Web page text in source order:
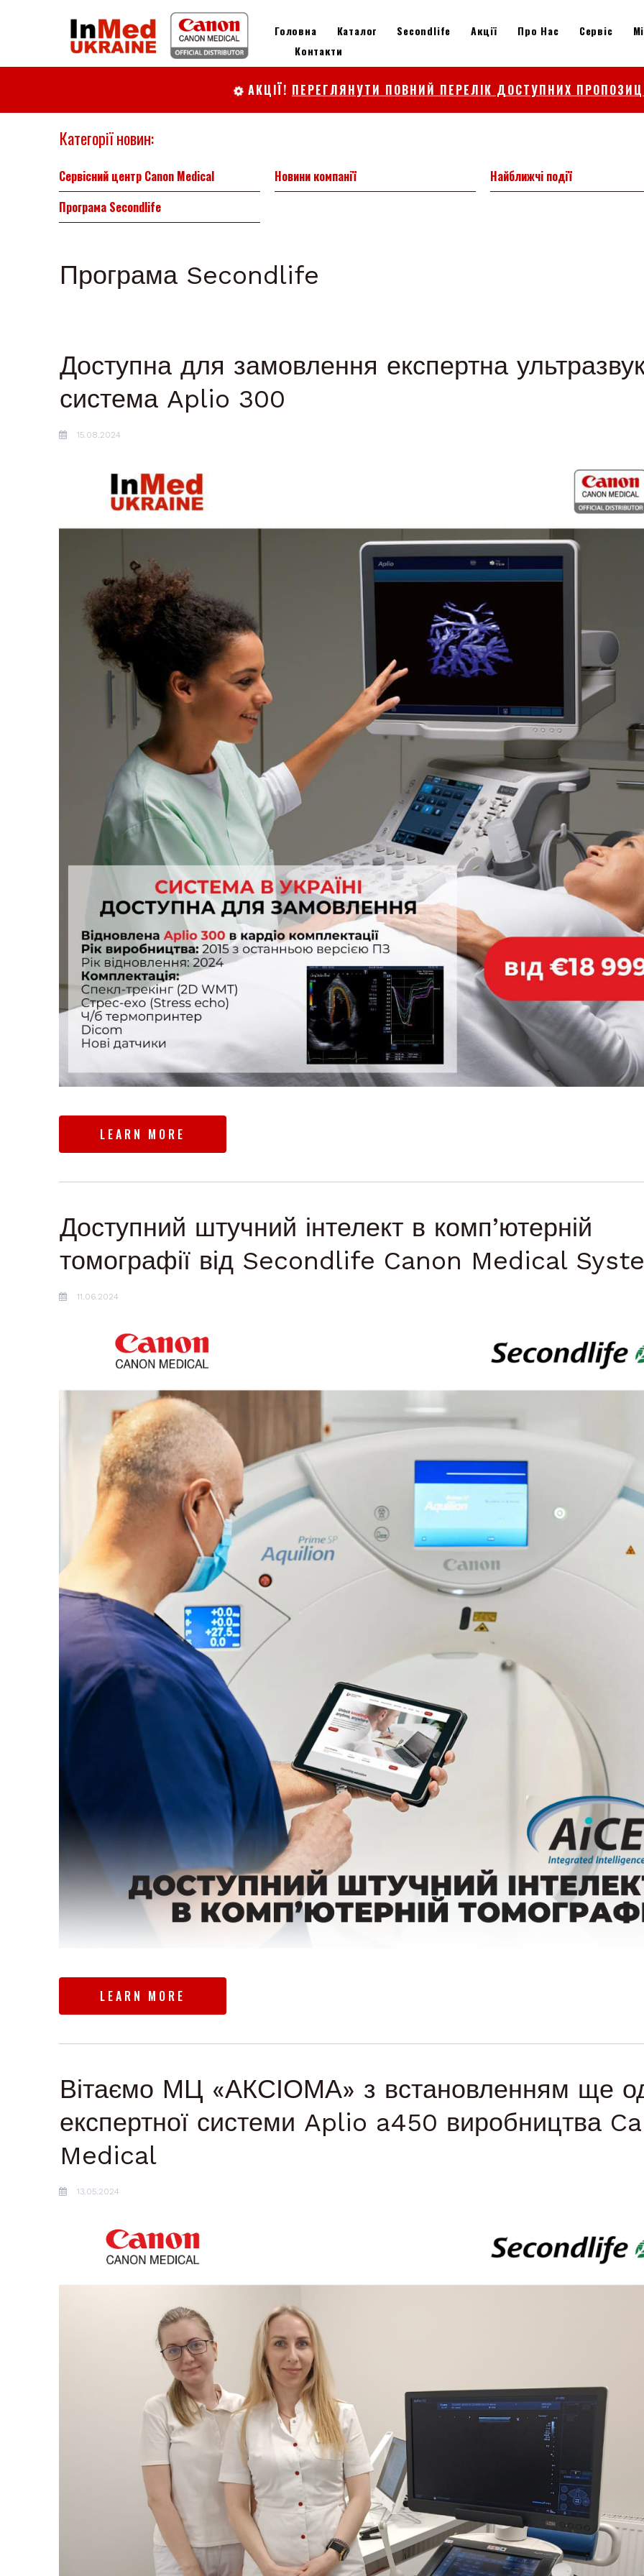
Головна Каталог Secondlife Акції Про Нас Сервіс
Контакти
 АКЦІЇ! ПЕРЕГЛЯНУТИ ПОВНИЙ ПЕРЕЛІК ДОСТУПНИХ
Категорії новин:
Сервісний центр Canon Medical Новини компанії
Найближчі події
Програма Secondlife
Програма Secondlife
Доступна для замовлення експертна
система Aplio 300
15.08.2024
LEARN MORE
Доступний штучний інтелект в комп’ютерній
томографії від Secondlife Canon Medical
11.06.2024
LEARN MORE
Вітаємо МЦ «АКСІОМА» з встановленням ще
експертної системи Aplio a450 виробництва
Medical
13.05.2024